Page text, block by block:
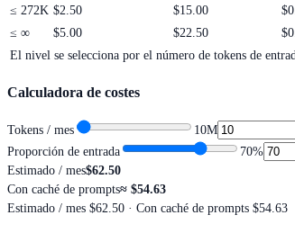
≤ 272K $2.50 $15.00
≤ ∞ $5.00 $22.50
El nivel se selecciona por el número de tokens de
Calculadora de costes
Tokens / mes 10M
Proporción de entrada
70%
Estimado / mes$62.50
Con caché de prompts≈ $54.63
Estimado / mes $62.50 · Con caché de prompts $54.63